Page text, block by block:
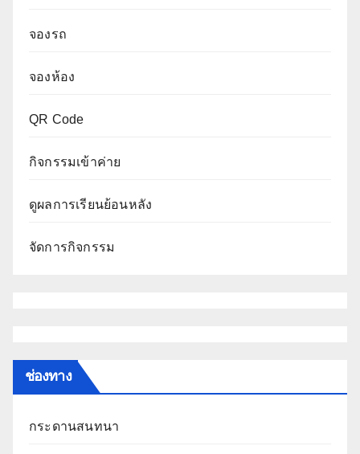
จองรถ
จองห้อง
QR Code
กิจกรรมเข้าค่าย
ดูผลการเรียนย้อนหลัง
จัดการกิจกรรม
ช่องทาง
กระดานสนทนา